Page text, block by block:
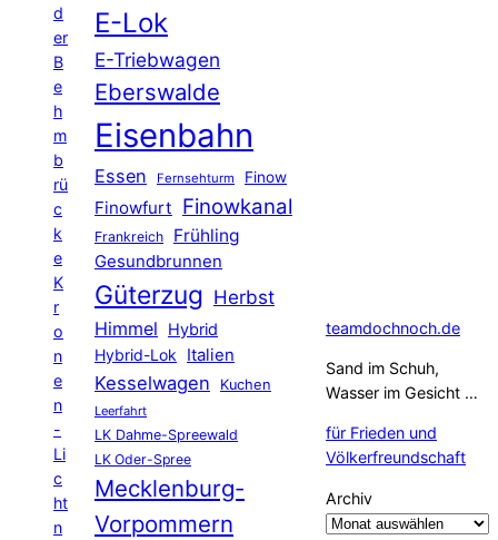
d
er
B
e
h
m
b
rü
c
k
e
K
r
o
n
e
n
-
Li
c
ht
n
E-Lok
E-Triebwagen
Eberswalde
Eisenbahn
Essen Fernsehturm Finow
Finowfurt Finowkanal
Frankreich Frühling
Gesundbrunnen
Güterzug Herbst
Himmel
Hybrid
Hybrid-Lok Italien
Kesselwagen Kuchen
Leerfahrt
LK Dahme-Spreewald
LK Oder-Spree
Mecklenburg-
Vorpommern
teamdochnoch.de
Sand im Schuh,
Wasser im Gesicht …
für Frieden und
Völkerfreundschaft
Archiv